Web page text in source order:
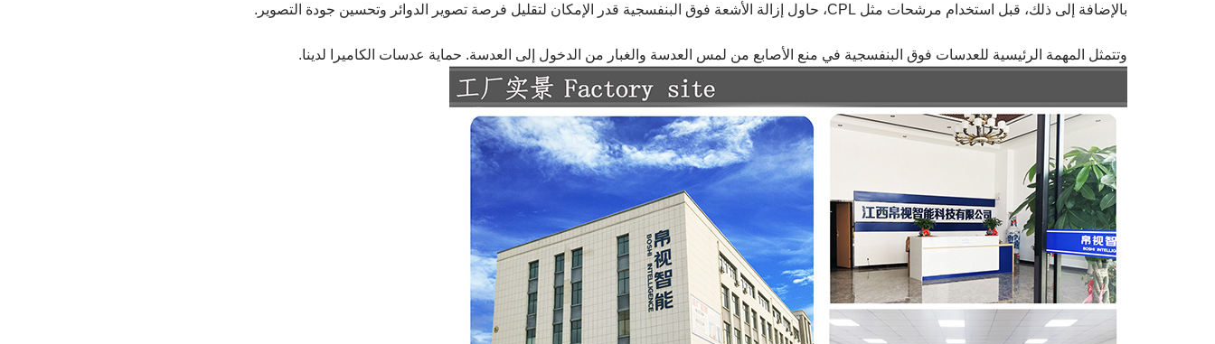
بالإضافة إلى ذلك، قبل استخدام مرشحات مثل CPL، حاول إزالة الأشعة فوق البنفسجية قدر الإمكان لتقليل فرصة تصوير الدوائر وتحسين جودة التصوير.
وتتمثل المهمة الرئيسية للعدسات فوق البنفسجية في منع الأصابع من لمس العدسة والغبار من الدخول إلى العدسة. حماية عدسات الكاميرا لدينا.